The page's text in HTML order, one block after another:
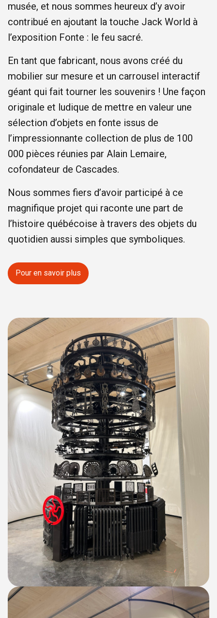
musée, et nous sommes heureux d’y avoir
contribué en ajoutant la touche Jack World à
l’exposition Fonte : le feu sacré.
En tant que fabricant, nous avons créé du
mobilier sur mesure et un carrousel interactif
géant qui fait tourner les souvenirs ! Une façon
originale et ludique de mettre en valeur une
sélection d’objets en fonte issus de
l’impressionnante collection de plus de 100
000 pièces réunies par Alain Lemaire,
cofondateur de Cascades.
Nous sommes fiers d’avoir participé à ce
magnifique projet qui raconte une part de
l’histoire québécoise à travers des objets du
quotidien aussi simples que symboliques.
Pour en savoir plus